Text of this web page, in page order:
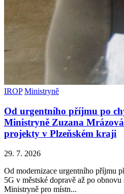
IROP Ministryně
Od urgentního příjmu po
Ministryně Zuzana
projekty v Plzeňském kraji
29. 7. 2026
Od modernizace urgentního příjmu
5G v městské dopravě až po
Ministryně pro místn...